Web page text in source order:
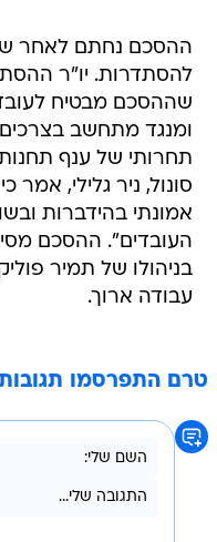
ההסכם נחתם לאחר
להסתדרות. יו"ר
שההסכם מבטיח
ומנגד מתחשב
תחרותי של ענף
סונול, ניר גלילי,
אמונתי בהידברות
העובדים". ההסכם
בניהולו של תמיר
עבודה ארוך.
טרם התפרסמו